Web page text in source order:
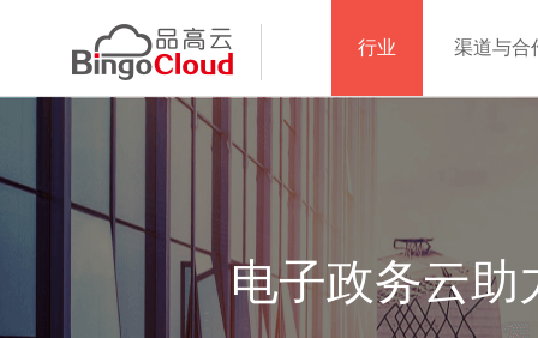
行业 渠道与合
电子政务云助